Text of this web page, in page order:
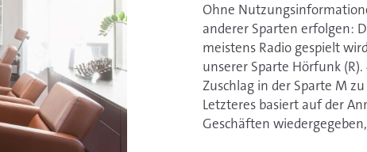
​​​​​​​Ohne
anderer Sparten erfolgen:
meistens Radio gespielt
unserer Sparte Hörfunk
Zuschlag in der Sparte M
Letzteres basiert auf der
Geschäften